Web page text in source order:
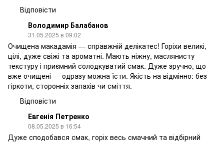
Відповісти
Володимир Балабанов
31.05.2025 в 09:02
Очищена макадамія — справжній делікатес! Горіхи великі,
цілі, дуже свіжі та ароматні. Мають ніжну, маслянисту
текстуру і приємний солодкуватий смак. Дуже зручно, що
вже очищені — одразу можна їсти. Якість на відмінно: без
гіркоти, сторонніх запахів чи сміття.
Відповісти
Евгенія Петренко
08.05.2025 в 16:54
Дуже сподобався смак, горіх весь смачний та відбірний